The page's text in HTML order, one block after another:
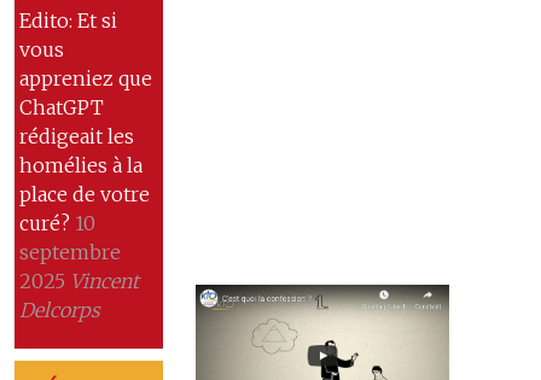
Edito: Et si
vous
appreniez que
ChatGPT
rédigeait les
homélies à la
place de votre
curé? 10
septembre
2025 Vincent
Delcorps